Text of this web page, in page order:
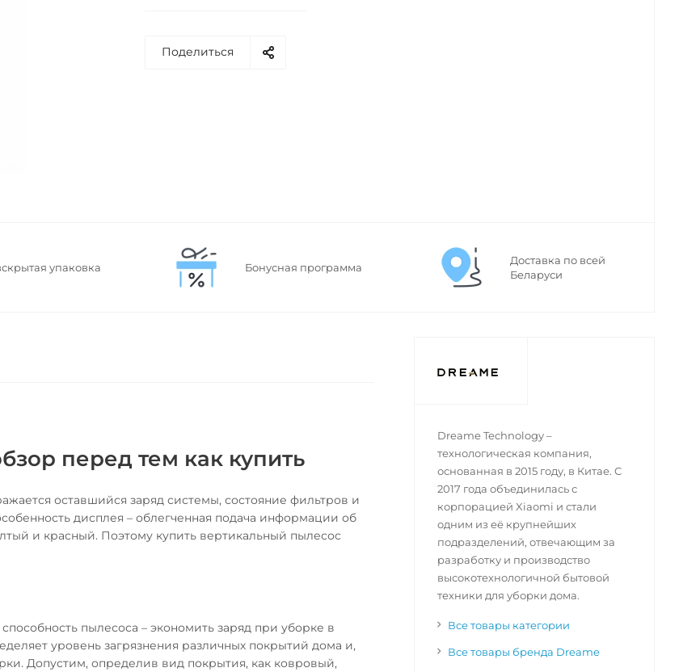
Поделиться
упаковка Бонусная программа
Доставка по всей
Беларуси
перед тем как купить
оставшийся заряд системы, состояние фильтров и
дисплея – облегченная подача информации об
и красный. Поэтому купить вертикальный пылесос
пылесоса – экономить заряд при уборке в
уровень загрязнения различных покрытий дома и,
Допустим, определив вид покрытия, как ковровый,
Dreame Technology –
технологическая компания,
основанная в 2015 году, в Китае. С
2017 года объединилась с
корпорацией Xiaomi и стали
одним из её крупнейших
подразделений, отвечающим за
разработку и производство
высокотехнологичной бытовой
техники для уборки дома.
Все товары категории
Все товары бренда Dreame